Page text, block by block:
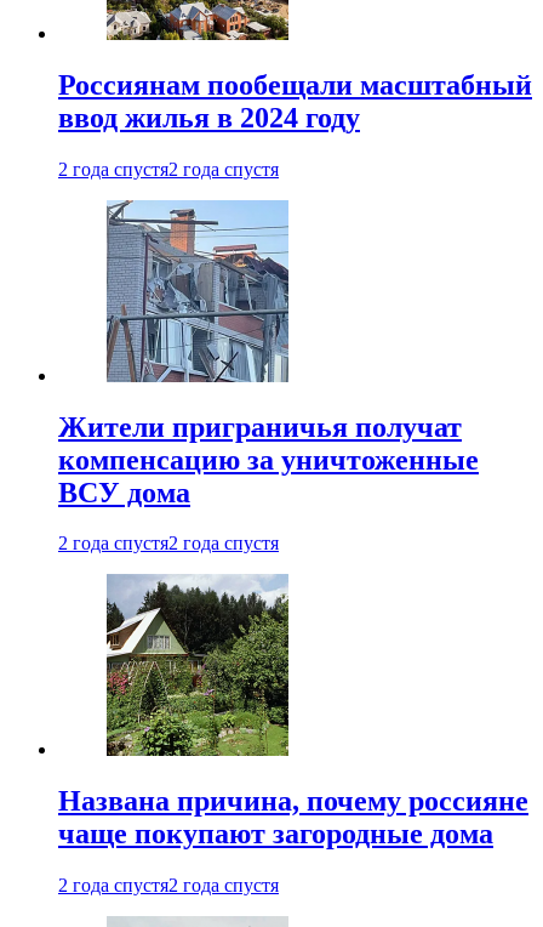
Россиянам пообещали масштабный
ввод жилья в 2024 году
2 года спустя2 года спустя
Жители приграничья получат
компенсацию за уничтоженные
ВСУ дома
2 года спустя2 года спустя
Названа причина, почему россияне
чаще покупают загородные дома
2 года спустя2 года спустя